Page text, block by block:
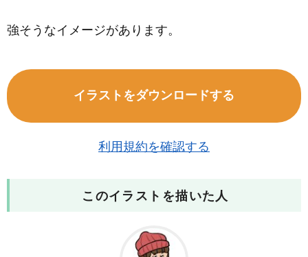
強そうなイメージがあります。
イラストをダウンロードする
利用規約を確認する
このイラストを描いた人